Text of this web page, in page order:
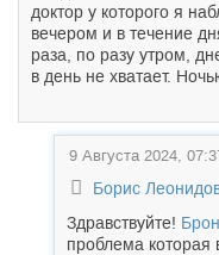
доктор у которого я
вечером и в течение
раза, по разу утром,
в день не хватает.
9 Августа 2024,
Борис
Здравствуйте!
проблема которая